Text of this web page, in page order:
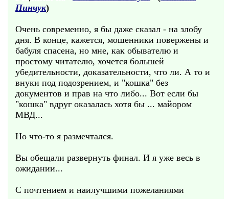
Пинчук)
Очень современно, я бы даже сказал - на злобу
дня. В конце, кажется, мошенники повержены и
бабуля спасена, но мне, как обывателю и
простому читателю, хочется большей
убедительности, доказательности, что ли. А то и
внуки под подозрением, и "кошка" без
документов и прав на что либо... Вот если бы
"кошка" вдруг оказалась хотя бы ... майором
МВД...
Но что-то я размечтался.
Вы обещали развернуть финал. И я уже весь в
ожидании...
С почтением и наилучшими пожеланиями